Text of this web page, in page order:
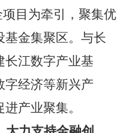
目为牵引，聚集优
基金集聚区。与长
长江数字产业基
字经济等新兴产
产业聚集。